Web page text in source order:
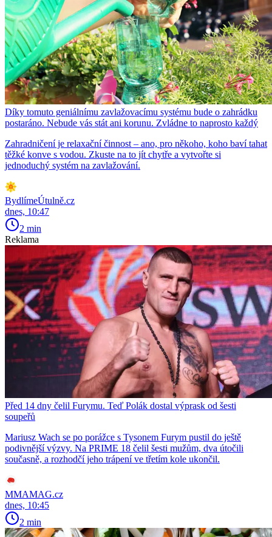
Díky tomuto geniálnímu zavlažovacímu systému bude o zahrádku
postaráno. Nebude vás stát ani korunu. Zvládne to naprosto každý
Zahradničení je relaxační činnost – ano, pro někoho, koho baví tahat
těžké konve s vodou. Zkuste na to jít chytře a vytvořte si
jednoduchý systém na zavlažování.
BydlímeÚtulně.cz
dnes, 10:47
2 min
Reklama
Před 14 dny čelil Furymu. Teď Polák dostal výprask od šesti
soupeřů
Mariusz Wach se po porážce s Tysonem Furym pustil do ještě
podivnější výzvy. Na PRIME 18 čelil šesti mužům, dva útočili
současně, a rozhodčí jeho trápení ve třetím kole ukončil.
MMAMAG.cz
dnes, 10:45
2 min